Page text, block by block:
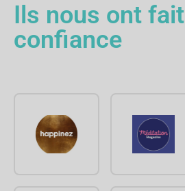
Ils nous ont fait
confiance